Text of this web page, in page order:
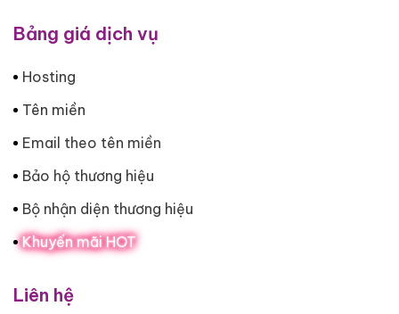
Bảng giá dịch vụ
Hosting
Tên miền
Email theo tên miền
Bảo hộ thương hiệu
Bộ nhận diện thương hiệu
Khuyến mãi HOT
Liên hệ